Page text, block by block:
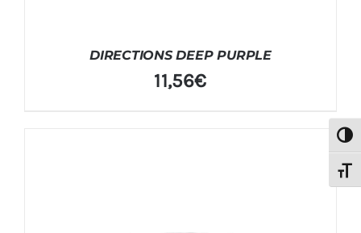
DIRECTIONS DEEP PURPLE
11,56€